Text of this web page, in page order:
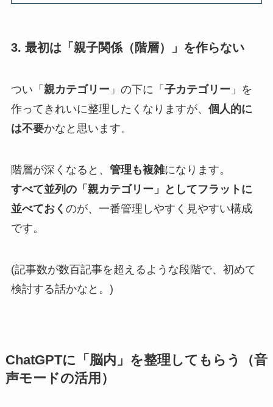
3. 最初は「親子関係（階層）」を作らない
つい「 親カテゴリー 」の下に「 子カテゴリー 」を
作ってきれいに整理したくなりますが、 個人的に
は不要かなと思います。
階層が深くなると、 管理も複雑になります。
すべて並列の「親カテゴリー」としてフラットに
並べておく のが、一番管理しやすく見やすい構成
です。
(記事数が数百記事を超えるような段階で、初めて
検討する話かなと。)
ChatGPTに「脳内」を整理してもらう（音
声モードの活用）